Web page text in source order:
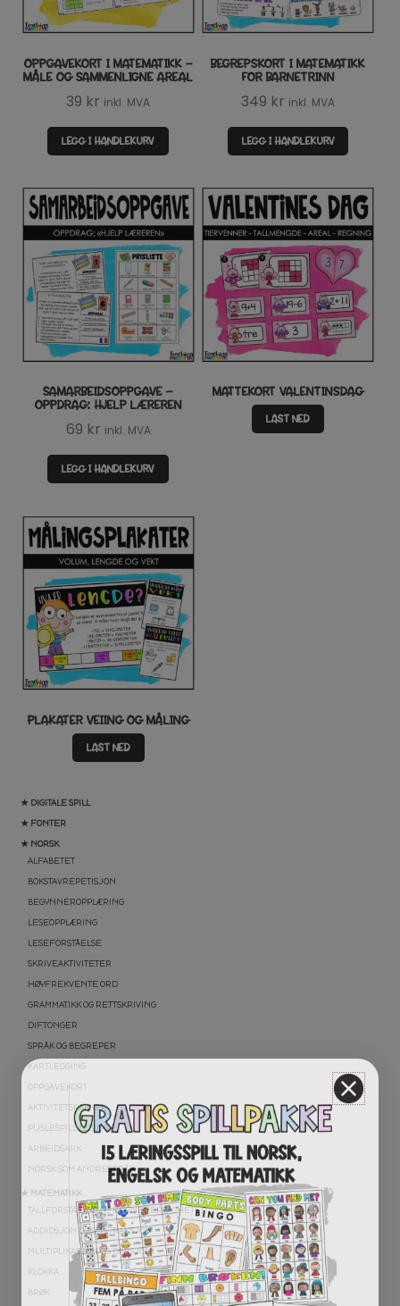
★ DIGITALE SPILL
★ FONTER
★ NORSK
ALFABETET
BOKSTAVREPETISJON
BEGYNNEROPPLÆRING
LESEOPPLÆRING
LESEFORSTÅELSE
SKRIVEAKTIVITETER
HØYFREKVENTE ORD
GRAMMATIKK OG RETTSKRIVING
DIFTONGER
SPRÅK OG BEGREPER
KARTLEGGING
OPPGAVEKORT
AKTIVITETSPAKKER
PUSLESPILL LESING
ARBEIDSARK
NORSK SOM ANDRESPRÅK
★ MATEMATIKK
TALLFORSTÅELSE OG REGNEFERDIGHETER
ADDIDSJON OG SUBTRAKSJON
MULTIPLIKASJON OG DIVISJON
KLOKKA
BRØK
OPPGAVEKORT I MATEMATIKK –
MÅLE OG SAMMENLIGNE AREAL
39 kr inkl. MVA
LEGG I HANDLEKURV
BEGREPSKORT I MATEMATIKK
FOR BARNETRINN
349 kr inkl. MVA
LEGG I HANDLEKURV
SAMARBEIDSOPPGAVE –
OPPDRAG: HJELP LÆREREN
69 kr inkl. MVA
LEGG I HANDLEKURV
MATTEKORT VALENTINSDAG
LAST NED
PLAKATER VEIING OG MÅLING
LAST NED